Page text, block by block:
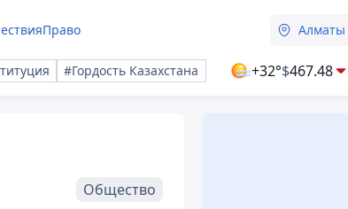
Право Алматы
#Гордость Казахстана +32°$467.48
Общество